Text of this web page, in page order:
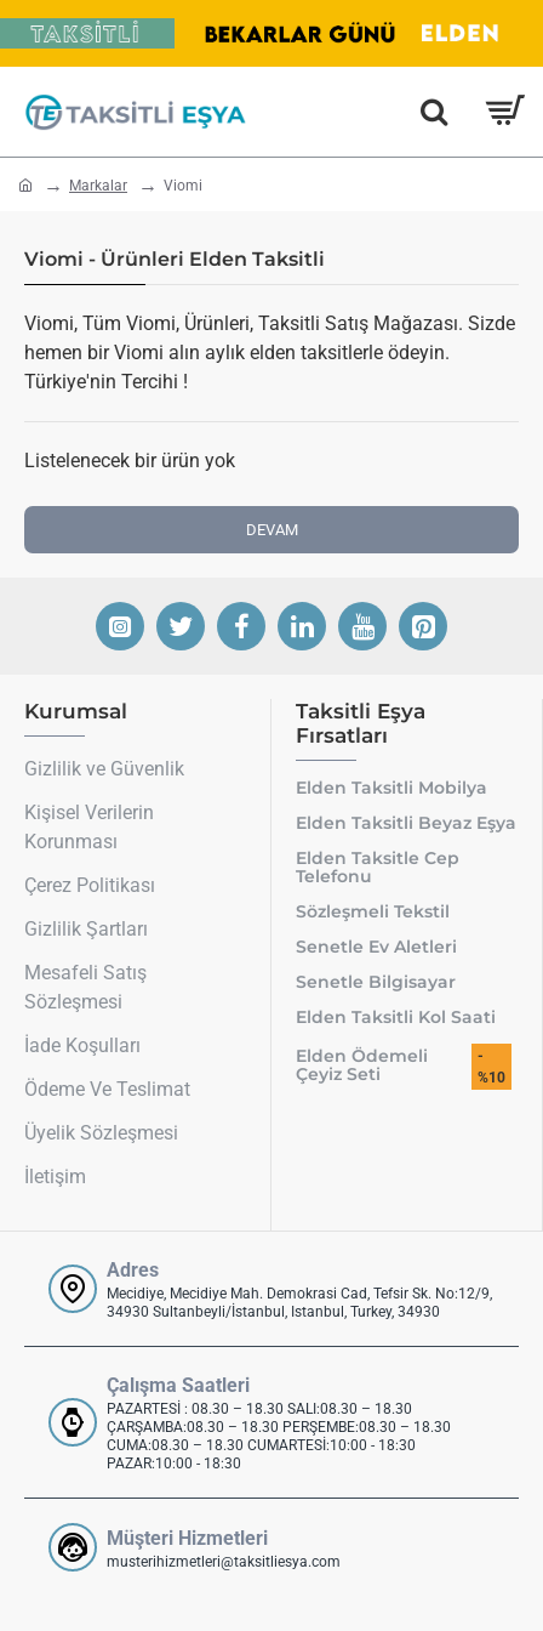
home Markalar Viomi
Viomi - Ürünleri Elden Taksitli
Viomi, Tüm Viomi, Ürünleri, Taksitli Satış Mağazası. Sizde
hemen bir Viomi alın aylık elden taksitlerle ödeyin.
Türkiye'nin Tercihi !
Listelenecek bir ürün yok
DEVAM
Kurumsal
Gizlilik ve Güvenlik
Kişisel Verilerin
Korunması
Çerez Politikası
Gizlilik Şartları
Mesafeli Satış
Sözleşmesi
İade Koşulları
Ödeme Ve Teslimat
Üyelik Sözleşmesi
İletişim
Taksitli Eşya
Fırsatları
Elden Taksitli Mobilya
Elden Taksitli Beyaz Eşya
Elden Taksitle Cep
Telefonu
Sözleşmeli Tekstil
Senetle Ev Aletleri
Senetle Bilgisayar
Elden Taksitli Kol Saati
Elden Ödemeli
Çeyiz Seti
-
%10
Adres
Mecidiye, Mecidiye Mah. Demokrasi Cad, Tefsir Sk. No:12/9,
34930 Sultanbeyli/İstanbul, Istanbul, Turkey, 34930
Çalışma Saatleri
PAZARTESİ : 08.30 – 18.30 SALI:08.30 – 18.30
ÇARŞAMBA:08.30 – 18.30 PERŞEMBE:08.30 – 18.30
CUMA:08.30 – 18.30 CUMARTESİ:10:00 - 18:30
PAZAR:10:00 - 18:30
Müşteri Hizmetleri
musterihizmetleri@taksitliesya.com